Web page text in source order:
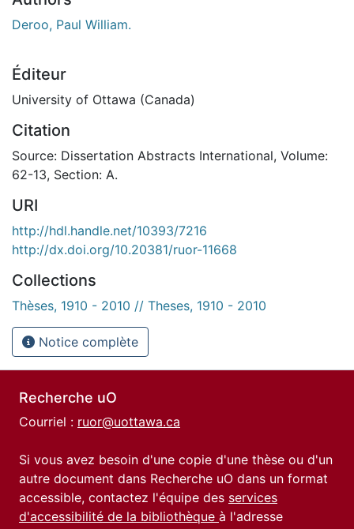
Deroo, Paul William.
Éditeur
University of Ottawa (Canada)
Citation
Source: Dissertation Abstracts International, Volume:
62-13, Section: A.
URI
http://hdl.handle.net/10393/7216
http://dx.doi.org/10.20381/ruor-11668
Collections
Thèses, 1910 - 2010 // Theses, 1910 - 2010
Notice complète
Recherche uO
Courriel : ruor@uottawa.ca
Si vous avez besoin d'une copie d'une thèse ou d'un
autre document dans Recherche uO dans un format
accessible, contactez l'équipe des services
d'accessibilité de la bibliothèque à l'adresse